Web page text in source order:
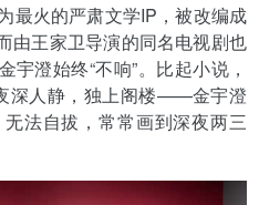
最火的严肃文学IP，被改编成
由王家卫导演的同名电视剧也
澄始终“不响”。比起小说，
深人静，独上阁楼——金宇澄
法自拔，常常画到深夜两三